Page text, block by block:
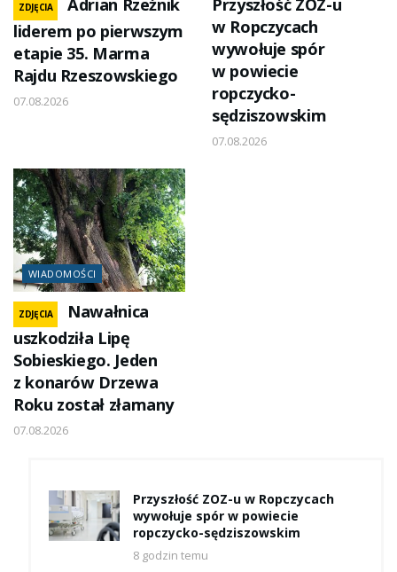
ZDJĘCIA
Adrian Rzeźnik
liderem po pierwszym
etapie 35. Marma
Rajdu Rzeszowskiego
07.08.2026
Przyszłość ZOZ-u
w Ropczycach
wywołuje spór
w powiecie
ropczycko-
sędziszowskim
07.08.2026
WIADOMOŚCI
ZDJĘCIA
Nawałnica
uszkodziła Lipę
Sobieskiego. Jeden
z konarów Drzewa
Roku został złamany
07.08.2026
Przyszłość ZOZ-u w Ropczycach
wywołuje spór w powiecie
ropczycko-sędziszowskim
8 godzin temu